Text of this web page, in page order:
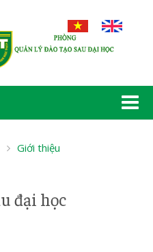
Giới thiệu
đại học